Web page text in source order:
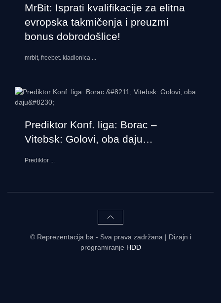
MrBit: Isprati kvalifikacije za elitna
evropska takmičenja i preuzmi
bonus dobrodošlice!
mrbit, freebet. kladionica ...
Prediktor Konf. liga: Borac –
Vitebsk: Golovi, oba daju…
Prediktor ...
© Reprezentacija.ba - Sva prava zadržana | Dizajn i
programiranje HDD